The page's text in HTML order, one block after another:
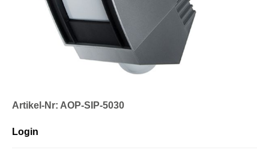
Artikel-Nr: AOP-SIP-5030
Login